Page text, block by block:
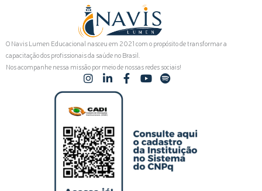
O Navis Lumen Educacional nasceu em 2021 com o propósito de transformar a
capacitação dos profissionais da saúde no Brasil.
Nos acompanhe nessa missão por meio de nossas redes sociais!
I
n
t
a
g
r
a
m
L
i
k
e
d
i
n
-
i
n
F
a
Y
b
e
S
p
f
y